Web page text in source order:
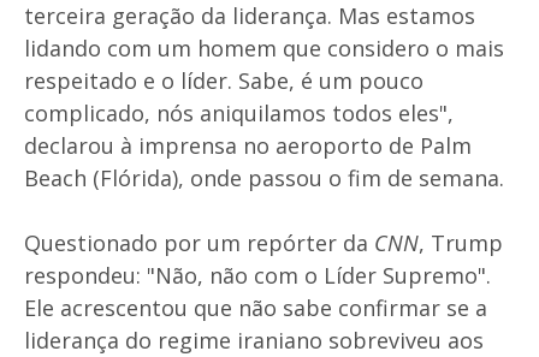
terceira geração da liderança. Mas estamos
lidando com um homem que considero o mais
respeitado e o líder. Sabe, é um pouco
complicado, nós aniquilamos todos eles",
declarou à imprensa no aeroporto de Palm
Beach (Flórida), onde passou o fim de semana.
Questionado por um repórter da CNN, Trump
respondeu: "Não, não com o Líder Supremo".
Ele acrescentou que não sabe confirmar se a
liderança do regime iraniano sobreviveu aos